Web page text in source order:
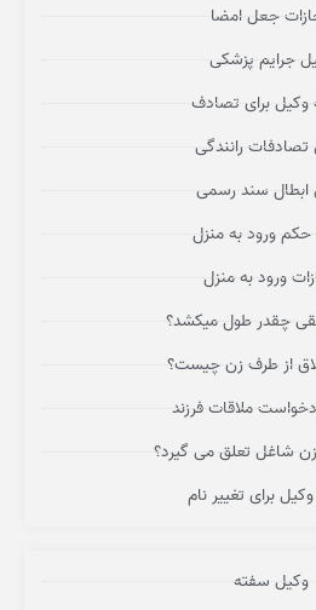
جعل امضا
جرایم پزشکی
وکیل برای تصادف
رانندگی
ابطال سند رسمی
حکم ورود به منزل
ورود به منزل
چقدر طول میکشد؟
از طرف زن چیست؟
ملاقات فرزند
زن شاغل تعلق می گیرد؟
برای تغییر نام
وکیل سفته